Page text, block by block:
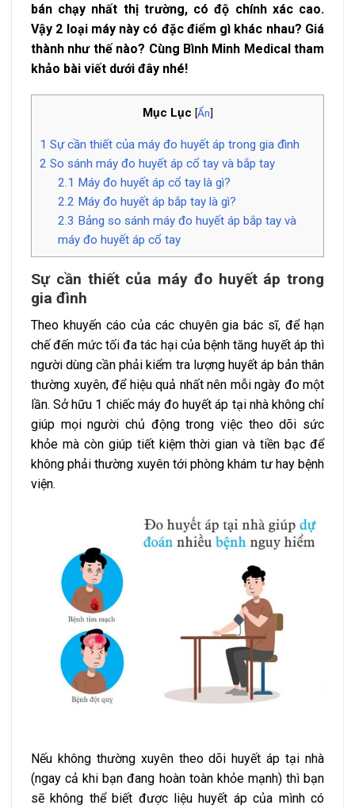
bán chạy nhất thị trường, có độ chính xác cao.
Vậy 2 loại máy này có đặc điểm gì khác nhau? Giá
thành như thế nào? Cùng Bình Minh Medical tham
khảo bài viết dưới đây nhé!
Mục Lục [Ẩn]
1 Sự cần thiết của máy đo huyết áp trong gia đình
2 So sánh máy đo huyết áp cổ tay và bắp tay
2.1 Máy đo huyết áp cổ tay là gì?
2.2 Máy đo huyết áp bắp tay là gì?
2.3 Bảng so sánh máy đo huyết áp bắp tay và
máy đo huyết áp cổ tay
Sự cần thiết của máy đo huyết áp trong
gia đình
Theo khuyến cáo của các chuyên gia bác sĩ, để hạn
chế đến mức tối đa tác hại của bệnh tăng huyết áp thì
người dùng cần phải kiểm tra lượng huyết áp bản thân
thường xuyên, để hiệu quả nhất nên mỗi ngày đo một
lần. Sở hữu 1 chiếc máy đo huyết áp tại nhà không chỉ
giúp mọi người chủ động trong việc theo dõi sức
khỏe mà còn giúp tiết kiệm thời gian và tiền bạc để
không phải thường xuyên tới phòng khám tư hay bệnh
viện.
Nếu không thường xuyên theo dõi huyết áp tại nhà
(ngay cả khi bạn đang hoàn toàn khỏe mạnh) thì bạn
sẽ không thể biết được liệu huyết áp của mình có